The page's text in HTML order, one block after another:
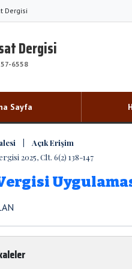
Dergisi
Dergisi
6558
Sayfa
| Açık Erişim
2025, Clt. 6(2) 138-147